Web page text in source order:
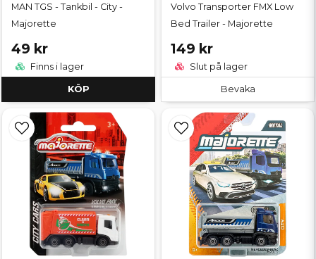
MAN TGS - Tankbil - City -
Majorette
49 kr
Finns i lager
KÖP
Volvo Transporter FMX Low
Bed Trailer - Majorette
149 kr
Slut på lager
Bevaka